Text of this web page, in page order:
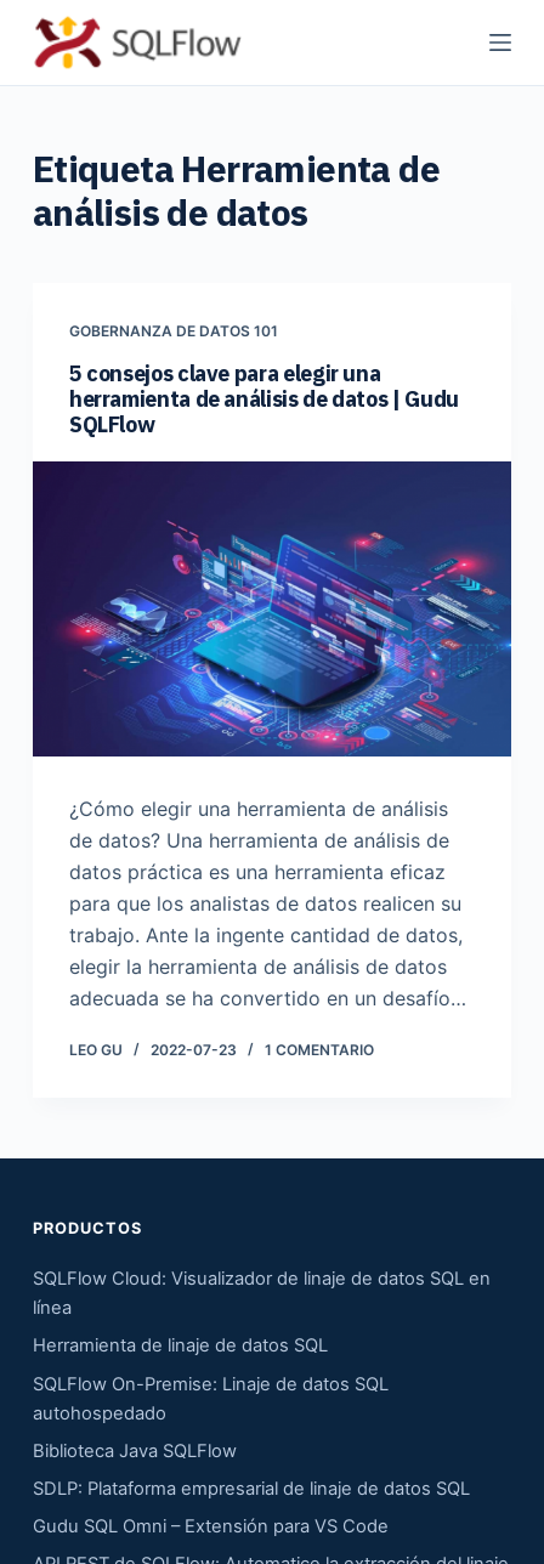
a
a
Etiqueta Herramienta de
análisis de datos
GOBERNANZA DE DATOS 101
5 consejos clave para elegir una
herramienta de análisis de datos | Gudu
SQLFlow
¿Cómo elegir una herramienta de análisis
de datos? Una herramienta de análisis de
datos práctica es una herramienta eficaz
para que los analistas de datos realicen su
trabajo. Ante la ingente cantidad de datos,
elegir la herramienta de análisis de datos
adecuada se ha convertido en un desafío…
LEO GU 2022-07-23 1 COMENTARIO
PRODUCTOS
SQLFlow Cloud: Visualizador de linaje de datos SQL en
línea
Herramienta de linaje de datos SQL
SQLFlow On-Premise: Linaje de datos SQL
autohospedado
Biblioteca Java SQLFlow
SDLP: Plataforma empresarial de linaje de datos SQL
Gudu SQL Omni – Extensión para VS Code